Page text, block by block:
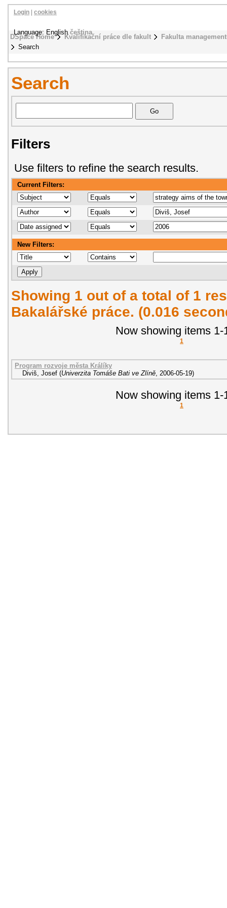
DSpace Home Kvalifikační práce dle fakult
Fakulta
Search
Login cookies
Language: Englishčeština
Search
Filters
Use filters to refine the search results.
Current Filters:
New Filters:
Showing 1 out of a total of 1
Bakalářské práce. (0.016
Now showing items 1-
1
Program rozvoje města Králíky
Diviš, Josef (Univerzita Tomáše Bati ve Zlíně, 2006-05-19)
Now showing items 1-
1